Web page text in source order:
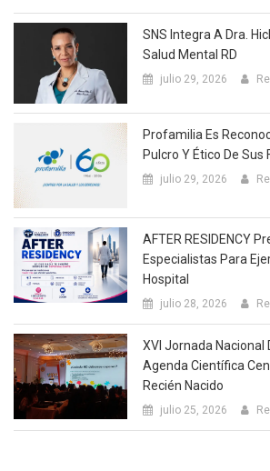
SNS Integra A Dra.
Salud Mental RD
julio 29, 2026
Profamilia Es
Pulcro Y Ético De Sus
julio 29, 2026
AFTER RESIDENCY
Especialistas Para
Hospital
julio 28, 2026
XVI Jornada Nacional
Agenda Científica
Recién Nacido
julio 25, 2026